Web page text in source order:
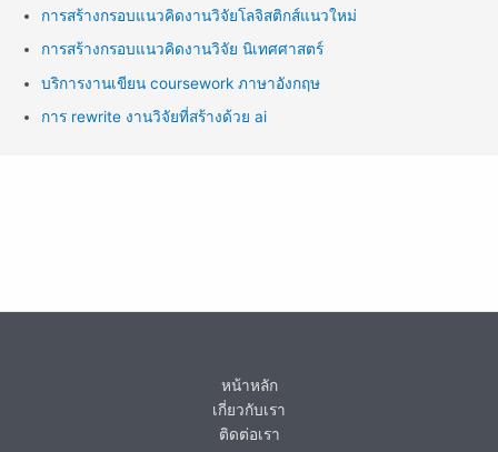
การสร้างกรอบแนวคิดงานวิจัยโลจิสติกส์แนวใหม่
การสร้างกรอบแนวคิดงานวิจัย นิเทศศาสตร์
บริการงานเขียน coursework ภาษาอังกฤษ
การ rewrite งานวิจัยที่สร้างด้วย ai
หน้าหลัก
เกี่ยวกับเรา
ติดต่อเรา